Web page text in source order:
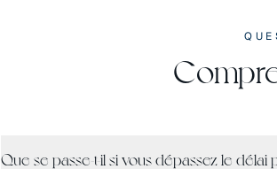
Que se passe-t-il si vous dépassez le délai